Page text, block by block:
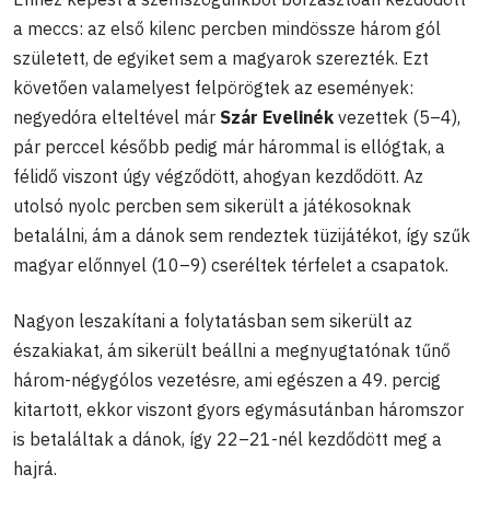
a meccs: az első kilenc percben mindössze három gól
született, de egyiket sem a magyarok szerezték. Ezt
követően valamelyest felpörögtek az események:
negyedóra elteltével már Szár Evelinék vezettek (5–4),
pár perccel később pedig már hárommal is ellógtak, a
félidő viszont úgy végződött, ahogyan kezdődött. Az
utolsó nyolc percben sem sikerült a játékosoknak
betalálni, ám a dánok sem rendeztek tüzijátékot, így szűk
magyar előnnyel (10–9) cseréltek térfelet a csapatok.
Nagyon leszakítani a folytatásban sem sikerült az
északiakat, ám sikerült beállni a megnyugtatónak tűnő
három-négygólos vezetésre, ami egészen a 49. percig
kitartott, ekkor viszont gyors egymásutánban háromszor
is betaláltak a dánok, így 22–21-nél kezdődött meg a
hajrá.